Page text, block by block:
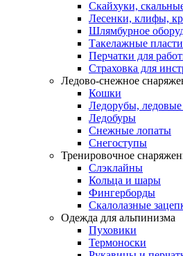
Скайхуки,
Лесенки, клифы,
Шлямбурное
Такелажные
Перчатки для
Страховка для
Ледово-снежное
Кошки
Ледорубы,
Ледобуры
Снежные лопаты
Снегоступы
Тренировочное
Слэклайны
Кольца и шары
Фингерборды
Скалолазные
Одежда для альпинизма
Пуховики
Термоноски